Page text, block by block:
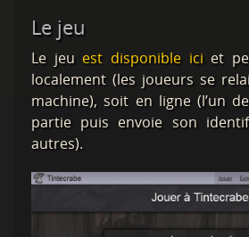
Le jeu
Le jeu est disponible ici et
localement (les joueurs se
machine), soit en ligne (l’un
partie puis envoie son
autres).